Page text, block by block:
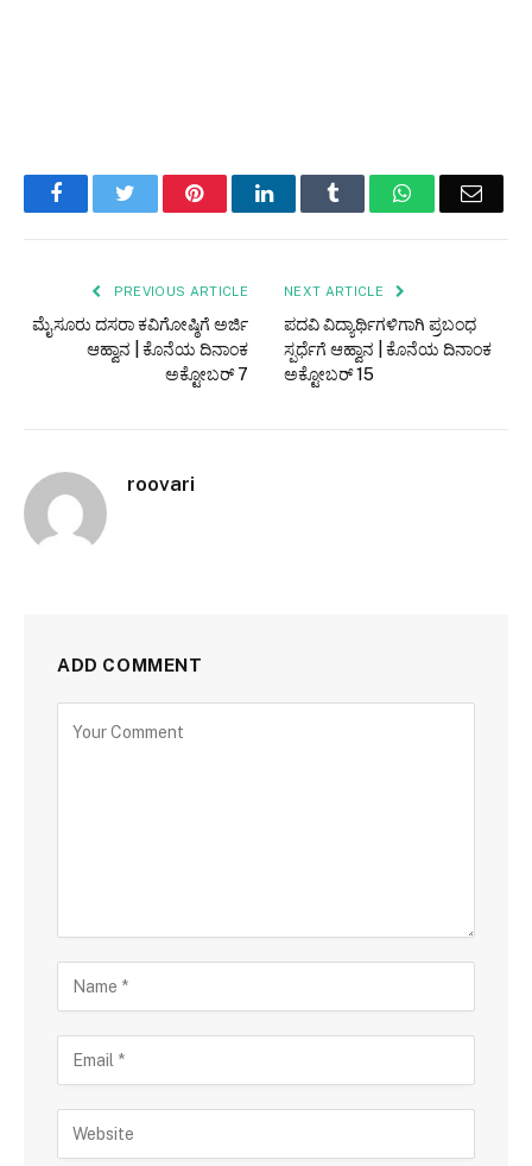
FacebookTwitter PinterestLinkedInTumblr WhatsAppEmail
PREVIOUS ARTICLE
ಮೈಸೂರು ದಸರಾ ಕವಿಗೋಷ್ಠಿಗೆ ಅರ್ಜಿ
ಆಹ್ವಾನ | ಕೊನೆಯ ದಿನಾಂಕ
ಅಕ್ಟೋಬರ್ 7
NEXT ARTICLE
ಪದವಿ ವಿದ್ಯಾರ್ಥಿಗಳಿಗಾಗಿ ಪ್ರಬಂಧ
ಸ್ಪರ್ಧೆಗೆ ಆಹ್ವಾನ | ಕೊನೆಯ ದಿನಾಂಕ
ಅಕ್ಟೋಬರ್ 15
roovari
ADD COMMENT